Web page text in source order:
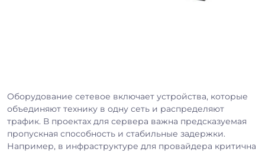
Оборудование сетевое включает устройства, которые
объединяют технику в одну сеть и распределяют
трафик. В проектах для сервера важна предсказуемая
пропускная способность и стабильные задержки.
Например, в инфраструктуре для провайдера критична